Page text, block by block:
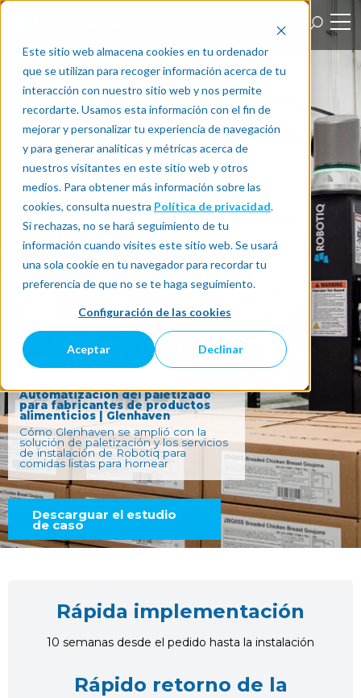
Este sitio web almacena cookies en tu ordenador
que se utilizan para recoger información acerca de tu
interacción con nuestro sitio web y nos permite
recordarte. Usamos esta información con el fin de
mejorar y personalizar tu experiencia de navegación
y para generar analíticas y métricas acerca de
nuestros visitantes en este sitio web y otros
medios. Para obtener más información sobre las
cookies, consulta nuestra Política de privacidad.
Si rechazas, no se hará seguimiento de tu
información cuando visites este sitio web. Se usará
una sola cookie en tu navegador para recordar tu
preferencia de que no se te haga seguimiento.
Configuración de las cookies
Aceptar Declinar
Automatización del paletizado
para fabricantes de productos
alimenticios | Glenhaven
Cómo Glenhaven se amplió con la
solución de paletización y los servicios
de instalación de Robotiq para
comidas listas para hornear
Descarguar el estudio
de caso
Rápida implementación
10 semanas desde el pedido hasta la instalación
Rápido retorno de la